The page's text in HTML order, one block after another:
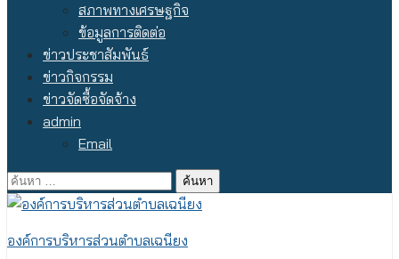
สภาพทางเศรษฐกิจ
ข้อมูลการติดต่อ
ข่าวประชาสัมพันธ์
ข่าวกิจกรรม
ข่าวจัดซื้อจัดจ้าง
admin
Email
ค้นหา
สำหรับ:
องค์การบริหารส่วนตำบลเฉนียง